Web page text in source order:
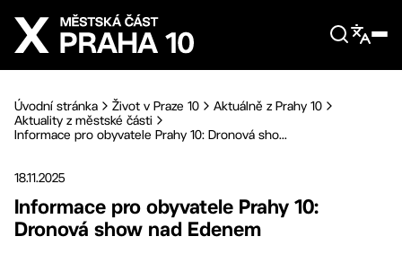
Přejít na hlavní obsah
Úvodní stránka Život v Praze 10
Aktuálně z Prahy 10
Aktuality z městské části
Informace pro obyvatele Prahy 10: Dronová sho...
18.11.2025
Informace pro obyvatele Prahy 10:
Dronová show nad Edenem